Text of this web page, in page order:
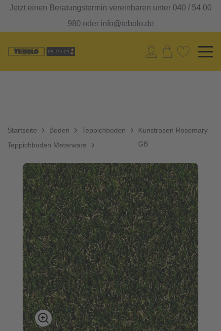
Jetzt einen Beratungstermin vereinbaren unter 040 / 54 00
980 oder info@tebolo.de
Startseite Boden
Teppichboden
Teppichboden Meterware
Kunstrasen Rosemary
GB